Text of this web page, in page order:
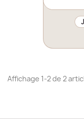
Affichage 1-2 de 2